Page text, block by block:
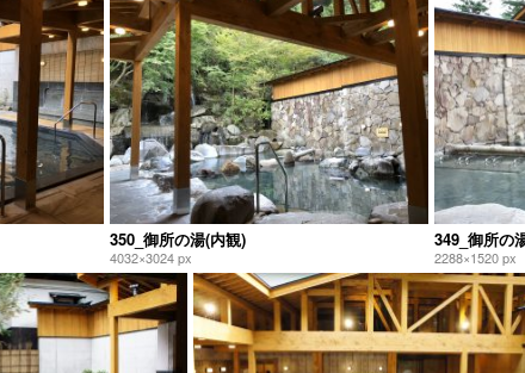
350_御所の湯(内観)
4032×3024 px
349_御所の
2288×1520 px